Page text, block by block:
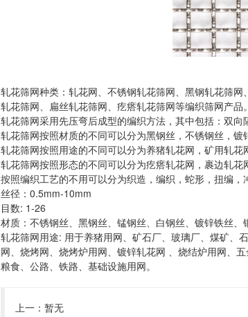
轧花筛网种类：轧花网、不锈钢轧花筛网、黑钢轧花筛
轧花筛网、扁丝轧花筛网、疙瘩轧花筛网等编织筛网产品。
轧花筛网采用先压弯后成型的编织方法，其中包括：双
轧花筛网按照材质的不同可以分为黑钢丝，不锈钢丝，
轧花筛网按照用途的不同可以分为养猪轧花网，矿用轧
轧花筛网按照形态的不同可以分为疙瘩轧花网，裹边轧
按照编织工艺的不用可以分为织造，编织，蛇形，扭编，
丝径：0.5mm-10mm
目数: 1-26
材质：不锈钢丝、黑钢丝、锰钢丝、白钢丝、镀锌铁丝、
轧花筛网用途: 用于养猪用网、矿石厂、玻璃厂、煤矿、
网、烧烤网、烧烤炉用网、镀锌轧花网 、烧结炉用网、
粮食、公路、铁路、基础设施用网。
上一：暂无